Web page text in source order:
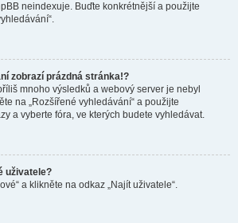
neindexuje. Buďte konkrétnější a použijte
zobrazí prázdná stránka!?
mnoho výsledků a webový server je nebyl
na „Rozšířené vyhledávání“ a použijte
a vyberte fóra, ve kterých budete vyhledávat.
uživatele?
a klikněte na odkaz „Najít uživatele“.